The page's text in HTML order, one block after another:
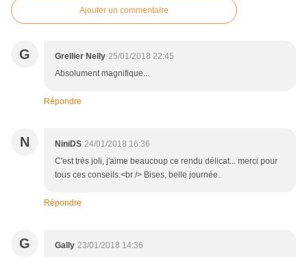
Ajouter un commentaire
G Grellier Nelly 25/01/2018 22:45
Absolument magnifique...
Répondre
N NiniDS 24/01/2018 16:36
C'est très joli, j'aime beaucoup ce rendu délicat... merci pour
tous ces conseils.<br /> Bises, belle journée.
Répondre
G Gally 23/01/2018 14:36